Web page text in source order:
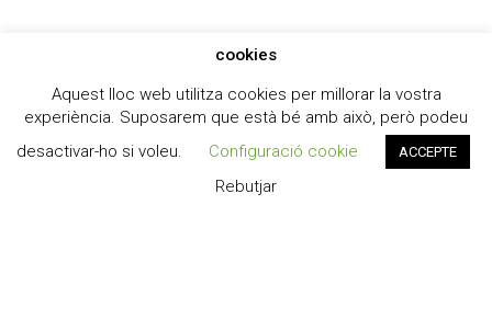
cookies
Aquest lloc web utilitza cookies per millorar la vostra
experiència. Suposarem que està bé amb això, però podeu
desactivar-ho si voleu.
Configuració cookie ACCEPTE
Rebutjar